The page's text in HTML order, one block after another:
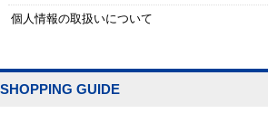
個人情報の取扱いについて
SHOPPING GUIDE